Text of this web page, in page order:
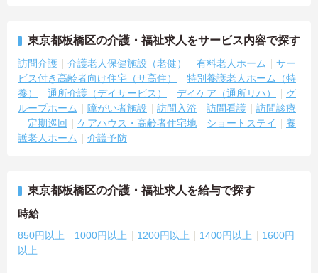
東京都板橋区の介護・福祉求人をサービス内容で探す
訪問介護 介護老人保健施設（老健） 有料老人ホーム
サー
ビス付き高齢者向け住宅（サ高住）
特別養護老人ホーム（特
養）
通所介護（デイサービス） デイケア（通所リハ）
グ
ループホーム
障がい者施設 訪問入浴 訪問看護
訪問診療
定期巡回
ケアハウス・高齢者住宅地 ショートステイ
養
護老人ホーム
介護予防
東京都板橋区の介護・福祉求人を給与で探す
時給
850円以上 1000円以上 1200円以上 1400円以上
1600円
以上